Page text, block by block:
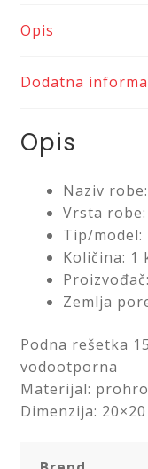
Saveti
Opis
Dodatna
Opis
Naziv
Vrsta
Tip/model:
Količina: 1
Zemlja
Podna rešetka
vodootporna
Materijal:
Dimenzija: 20×20